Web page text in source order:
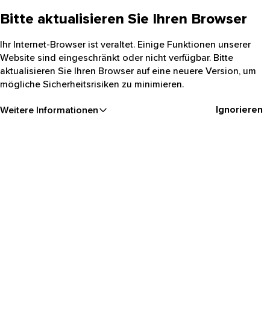
Bitte aktualisieren Sie Ihren Browser
Ihr Internet-Browser ist veraltet. Einige Funktionen unserer
Website sind eingeschränkt oder nicht verfügbar. Bitte
aktualisieren Sie Ihren Browser auf eine neuere Version, um
mögliche Sicherheitsrisiken zu minimieren.
Weitere Informationen Ignorieren